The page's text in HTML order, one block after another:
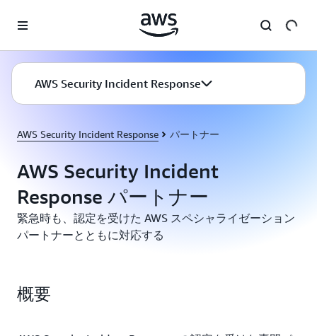
AWS Security Incident Response
AWS Security Incident Response パートナー
AWS Security Incident
Response パートナー
緊急時も、認定を受けた AWS スペシャライゼーション
パートナーとともに対応する
概要